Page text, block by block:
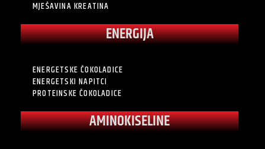
MJEŠAVINA KREATINA
ENERGIJA
ENERGETSKE ČOKOLADICE
ENERGETSKI NAPITCI
PROTEINSKE ČOKOLADICE
AMINOKISELINE